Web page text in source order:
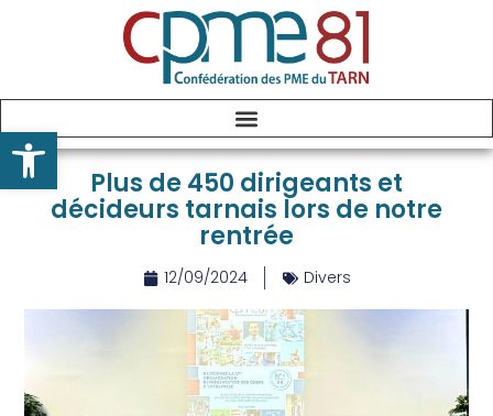
Plus de 450 dirigeants et
décideurs tarnais lors de notre
rentrée
12/09/2024 Divers
Ouvrir la barre d’outils